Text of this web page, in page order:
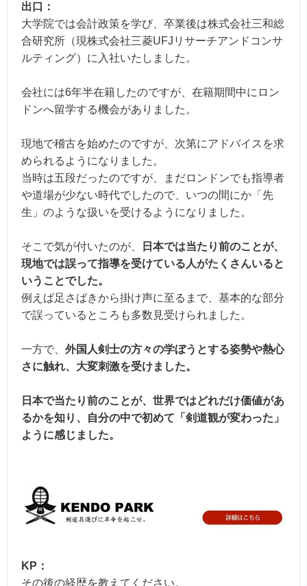
出口：
大学院では会計政策を学び、卒業後は株式会社三和総
合研究所（現株式会社三菱UFJリサーチアンドコンサ
ルティング）に入社いたしました。
会社には6年半在籍したのですが、在籍期間中にロン
ドンへ留学する機会がありました。
現地で稽古を始めたのですが、次第にアドバイスを求
められるようになりました。
当時は五段だったのですが、まだロンドンでも指導者
や道場が少ない時代でしたので、いつの間にか「先
生」のような扱いを受けるようになりました。
そこで気が付いたのが、
日本では当たり前のことが、
現地では誤って指導を受けている人がたくさんいると
いうことでした。
例えば足さばきから掛け声に至るまで、基本的な部分
で誤っているところも多数見受けられました。
一方で、 外国人剣士の方々の学ぼうとする姿勢や熱心
さに触れ、大変刺激を受けました。
日本で当たり前のことが、世界ではどれだけ価値があ
るかを知り、自分の中で初めて「剣道観が変わった」
ように感じました。
KP：
その後の経歴を教えてください。